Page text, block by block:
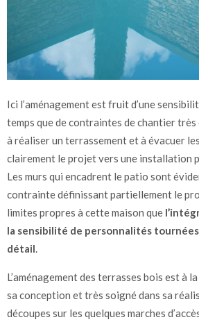
Ici l’aménagement est fruit d’une
temps que de contraintes de chantier
à réaliser un terrassement et à évacuer
clairement le projet vers une installation
Les murs qui encadrent le patio sont
contrainte définissant partiellement le
limites propres à cette maison que
la sensibilité de personnalités
détail.
L’aménagement des terrasses bois est à
sa conception et très soigné dans sa
découpes sur les quelques marches